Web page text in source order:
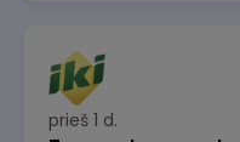
prieš 1 d.